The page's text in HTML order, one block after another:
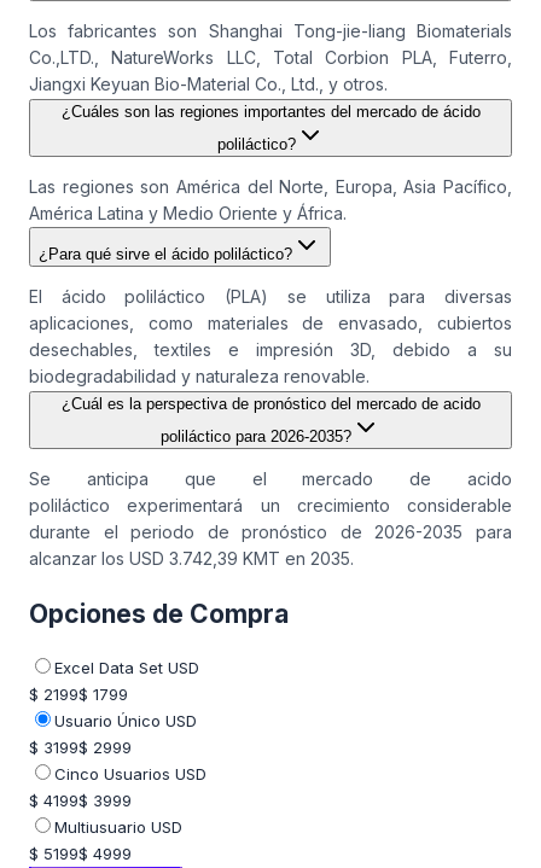
Los fabricantes son Shanghai Tong-jie-liang Biomaterials
Co.,LTD., NatureWorks LLC, Total Corbion PLA, Futerro,
Jiangxi Keyuan Bio-Material Co., Ltd., y otros.
¿Cuáles son las regiones importantes del mercado de ácido
poliláctico?
Las regiones son América del Norte, Europa, Asia Pacífico,
América Latina y Medio Oriente y África.
¿Para qué sirve el ácido poliláctico?
El ácido poliláctico (PLA) se utiliza para diversas
aplicaciones, como materiales de envasado, cubiertos
desechables, textiles e impresión 3D, debido a su
biodegradabilidad y naturaleza renovable.
¿Cuál es la perspectiva de pronóstico del mercado de acido
poliláctico para 2026-2035?
Se anticipa que el mercado de acido
poliláctico experimentará un crecimiento considerable
durante el periodo de pronóstico de 2026-2035 para
alcanzar los USD 3.742,39 KMT en 2035.
Opciones de Compra
Excel Data Set USD
$ 2199$ 1799
Usuario Único USD
$ 3199$ 2999
Cinco Usuarios USD
$ 4199$ 3999
Multiusuario USD
$ 5199$ 4999